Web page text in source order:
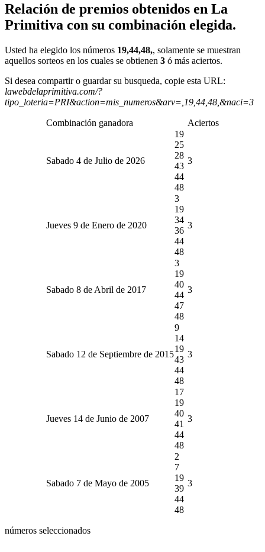
Relación de premios obtenidos en La
Primitiva con su combinación elegida.
Usted ha elegido los números 19,44,48,, solamente se muestran
aquellos sorteos en los cuales se obtienen 3 ó más aciertos.
Si desea compartir o guardar su busqueda, copie esta URL:
lawebdelaprimitiva.com/?
tipo_loteria=PRI&action=mis_numeros&arv=,19,44,48,&naci=3
Combinación ganadora Aciertos
Sabado 4 de Julio de 2026
19
25
28
43
44
48
3
Jueves 9 de Enero de 2020
3
19
34
36
44
48
3
Sabado 8 de Abril de 2017
3
19
40
44
47
48
3
Sabado 12 de Septiembre de 2015
9
14
19
43
44
48
3
Jueves 14 de Junio de 2007
17
19
40
41
44
48
3
Sabado 7 de Mayo de 2005
2
7
19
39
44
48
3
números seleccionados